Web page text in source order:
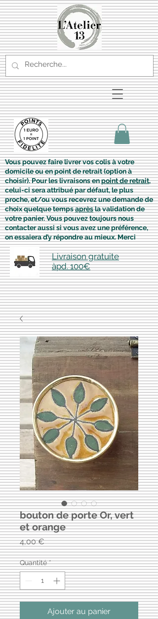
Vous pouvez faire livrer vos colis à votre
domicile ou en point de retrait (option à
choisir). Pour les livraisons enpoint de retrait,
celui-ci sera attribué par défaut, le plus
proche, et/ou vous recevrez une demande de
choix quelque tempsaprèsla validation de
votre panier. Vous pouvez toujours nous
contacter aussi si vous avez une préférence,
on essaiera d’y répondre au mieux. Merci
Livraison gratuite
àpd. 100€
bouton de porte Or, vert
et orange
4,00 €Prix
Quantité *
Ajouter au panier